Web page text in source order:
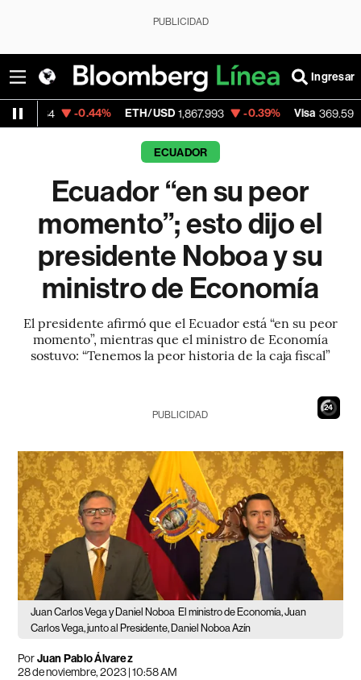
PUBLICIDAD
Ingresar
-0.44% ETH/USD 1,867.993 -0.39% Visa 369.59 +1.07%
ECUADOR
Ecuador “en su peor
momento”; esto dijo el
presidente Noboa y su
ministro de Economía
El presidente afirmó que el Ecuador está “en su peor
momento”, mientras que el ministro de Economía
sostuvo: “Tenemos la peor historia de la caja fiscal”
22
PUBLICIDAD
Juan Carlos Vega y Daniel Noboa El ministro de Economía, Juan
Carlos Vega, junto al Presidente, Daniel Noboa Azín
PorJuan Pablo Álvarez
28 de noviembre, 2023 | 10:58 AM